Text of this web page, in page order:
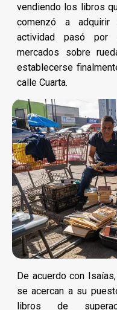
vendiendo los libros
comenzó a adquirir
actividad pasó por
mercados sobre
establecerse
calle Cuarta.
De acuerdo con
se acercan a su
libros de